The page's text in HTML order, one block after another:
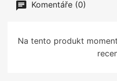
Komentáře (0)
Na tento produkt